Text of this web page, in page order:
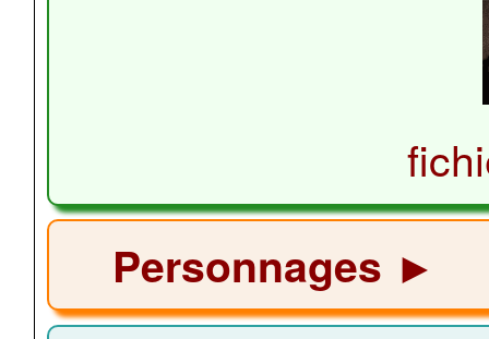
Personnages ►